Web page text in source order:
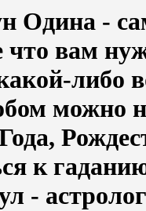
Одина -
что вам
либо
можно
к
-